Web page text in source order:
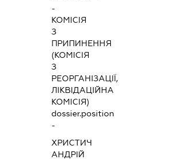
-
КОМІСІЯ
З
ПРИПИНЕННЯ
(КОМІСІЯ
З
РЕОРГАНІЗАЦІЇ,
ЛІКВІДАЦІЙНА
КОМІСІЯ)
dossier.position
-
ХРИСТИЧ
АНДРІЙ